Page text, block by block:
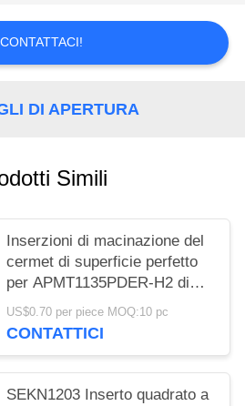
CONTATTACI!
DI APERTURA
Simili
Inserzioni di macinazione del
cermet di superficie perfetto
per APMT1135PDER-H2 di
finitura d'acciaio
US$0.70 per piece MOQ:10 pc
CONTATTICI
SEKN1203 Inserto quadrato a